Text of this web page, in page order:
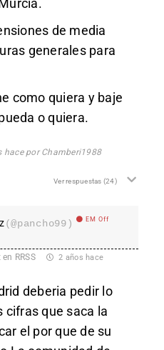
de media
generales para
como quiera y baje
o quiera.
hace por Chamberi1988
Ver respuestas (24)
(@pancho99) EM Off
en RRSS 2 años hace
deberia pedir lo
cifras que saca la
el por que de su